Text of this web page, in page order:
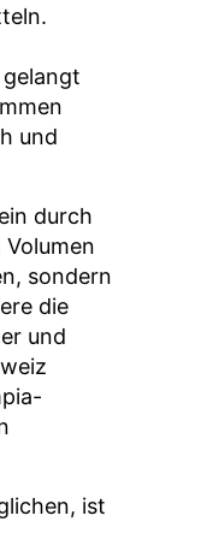
und
durch
sondern
die
und
ist